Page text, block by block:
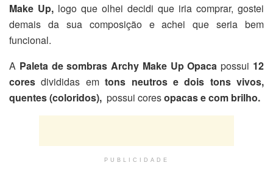
Make Up, logo que olhei decidi que iria comprar, gostei
demais da sua composição e achei que seria bem
funcional.
A Paleta de sombras Archy Make Up Opaca possui 12
cores divididas emtons neutros e dois tons vivos,
quentes (coloridos), possui coresopacas e com brilho.
PUBLICIDADE